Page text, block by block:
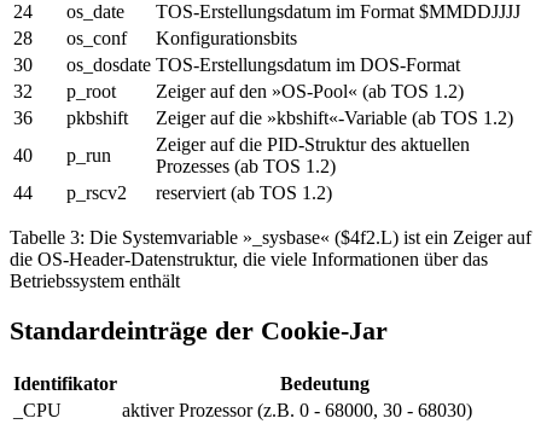
24
os_date
TOS-Erstellungsdatum im Format $MMDDJJJJ
28
os_conf
Konfigurationsbits
30
os_dosdate TOS-Erstellungsdatum im DOS-Format
32
p_root
Zeiger auf den »OS-Pool« (ab TOS 1.2)
36
pkbshift
Zeiger auf die »kbshift«-Variable (ab TOS 1.2)
40
p_run
Zeiger auf die PID-Struktur des aktuellen
Prozesses (ab TOS 1.2)
44
p_rscv2 reserviert (ab TOS 1.2)
Tabelle 3: Die Systemvariable »_sysbase« ($4f2.L) ist ein Zeiger auf
die OS-Header-Datenstruktur, die viele Informationen über das
Betriebssystem enthält
Standardeinträge der Cookie-Jar
Identifikator
Bedeutung
_CPU
aktiver Prozessor (z.B. 0 - 68000, 30 - 68030)